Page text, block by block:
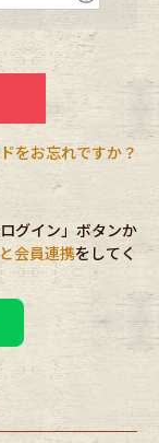
す
探す
をお忘れですか？
グイン」ボタンか
会員連携をしてく